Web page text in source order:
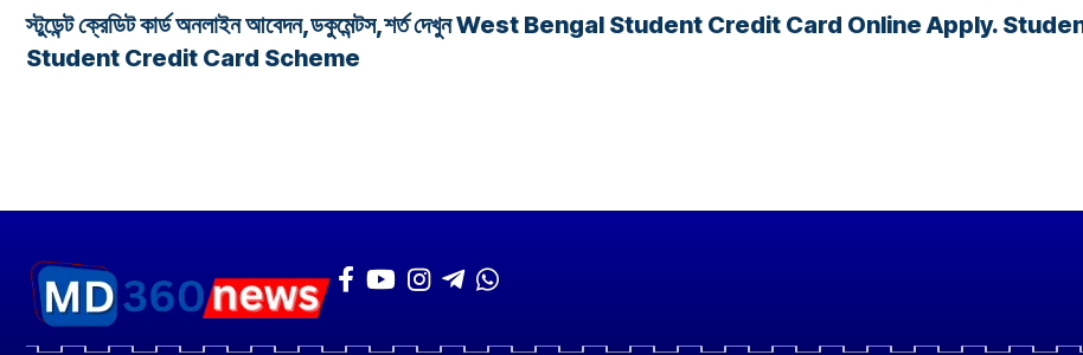
স্টুডেন্ট ক্রেডিট কার্ড অনলাইন আবেদন,ডকুমেন্টস,শর্ত দেখুন West Bengal Student Credit Card Online Apply.
Student Credit Card Scheme